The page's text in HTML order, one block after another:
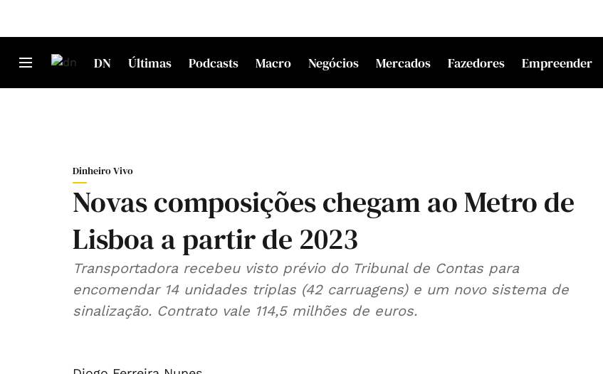
DN Últimas Podcasts Macro Negócios Mercados Fazedores Empreender
Dinheiro Vivo
Novas composições chegam ao Metro de
Lisboa a partir de 2023
Transportadora recebeu visto prévio do Tribunal de Contas para
encomendar 14 unidades triplas (42 carruagens) e um novo sistema de
sinalização. Contrato vale 114,5 milhões de euros.